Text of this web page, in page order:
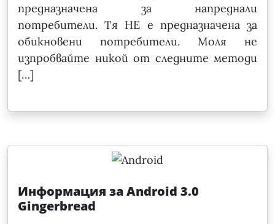
предназначена за напреднали
потребители. Тя НЕ е предназначена за
обикновени потребители. Моля не
изпробвайте никой от следните методи
[…]
Информация за Android 3.0
Gingerbread